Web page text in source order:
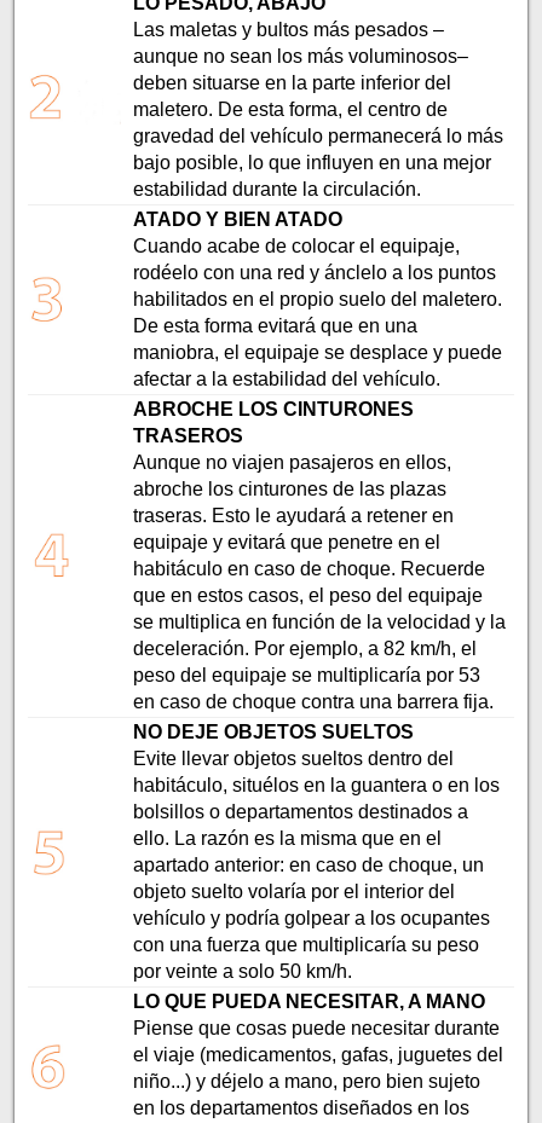
Las maletas y bultos más pesados –
aunque no sean los más voluminosos–
deben situarse en la parte inferior del
maletero. De esta forma, el centro de
gravedad del vehículo permanecerá lo más
bajo posible, lo que influyen en una mejor
estabilidad durante la circulación.
ATADO Y BIEN ATADO
Cuando acabe de colocar el equipaje,
rodéelo con una red y ánclelo a los puntos
habilitados en el propio suelo del maletero.
De esta forma evitará que en una
maniobra, el equipaje se desplace y puede
afectar a la estabilidad del vehículo.
ABROCHE LOS CINTURONES
TRASEROS
Aunque no viajen pasajeros en ellos,
abroche los cinturones de las plazas
traseras. Esto le ayudará a retener en
equipaje y evitará que penetre en el
habitáculo en caso de choque. Recuerde
que en estos casos, el peso del equipaje
se multiplica en función de la velocidad y la
deceleración. Por ejemplo, a 82 km/h, el
peso del equipaje se multiplicaría por 53
en caso de choque contra una barrera fija.
NO DEJE OBJETOS SUELTOS
Evite llevar objetos sueltos dentro del
habitáculo, situélos en la guantera o en los
bolsillos o departamentos destinados a
ello. La razón es la misma que en el
apartado anterior: en caso de choque, un
objeto suelto volaría por el interior del
vehículo y podría golpear a los ocupantes
con una fuerza que multiplicaría su peso
por veinte a solo 50 km/h.
LO QUE PUEDA NECESITAR, A MANO
Piense que cosas puede necesitar durante
el viaje (medicamentos, gafas, juguetes del
niño...) y déjelo a mano, pero bien sujeto
en los departamentos diseñados en los